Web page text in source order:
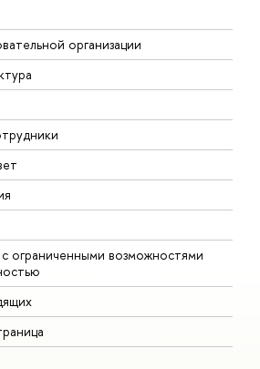
организации
ограниченными возможностями